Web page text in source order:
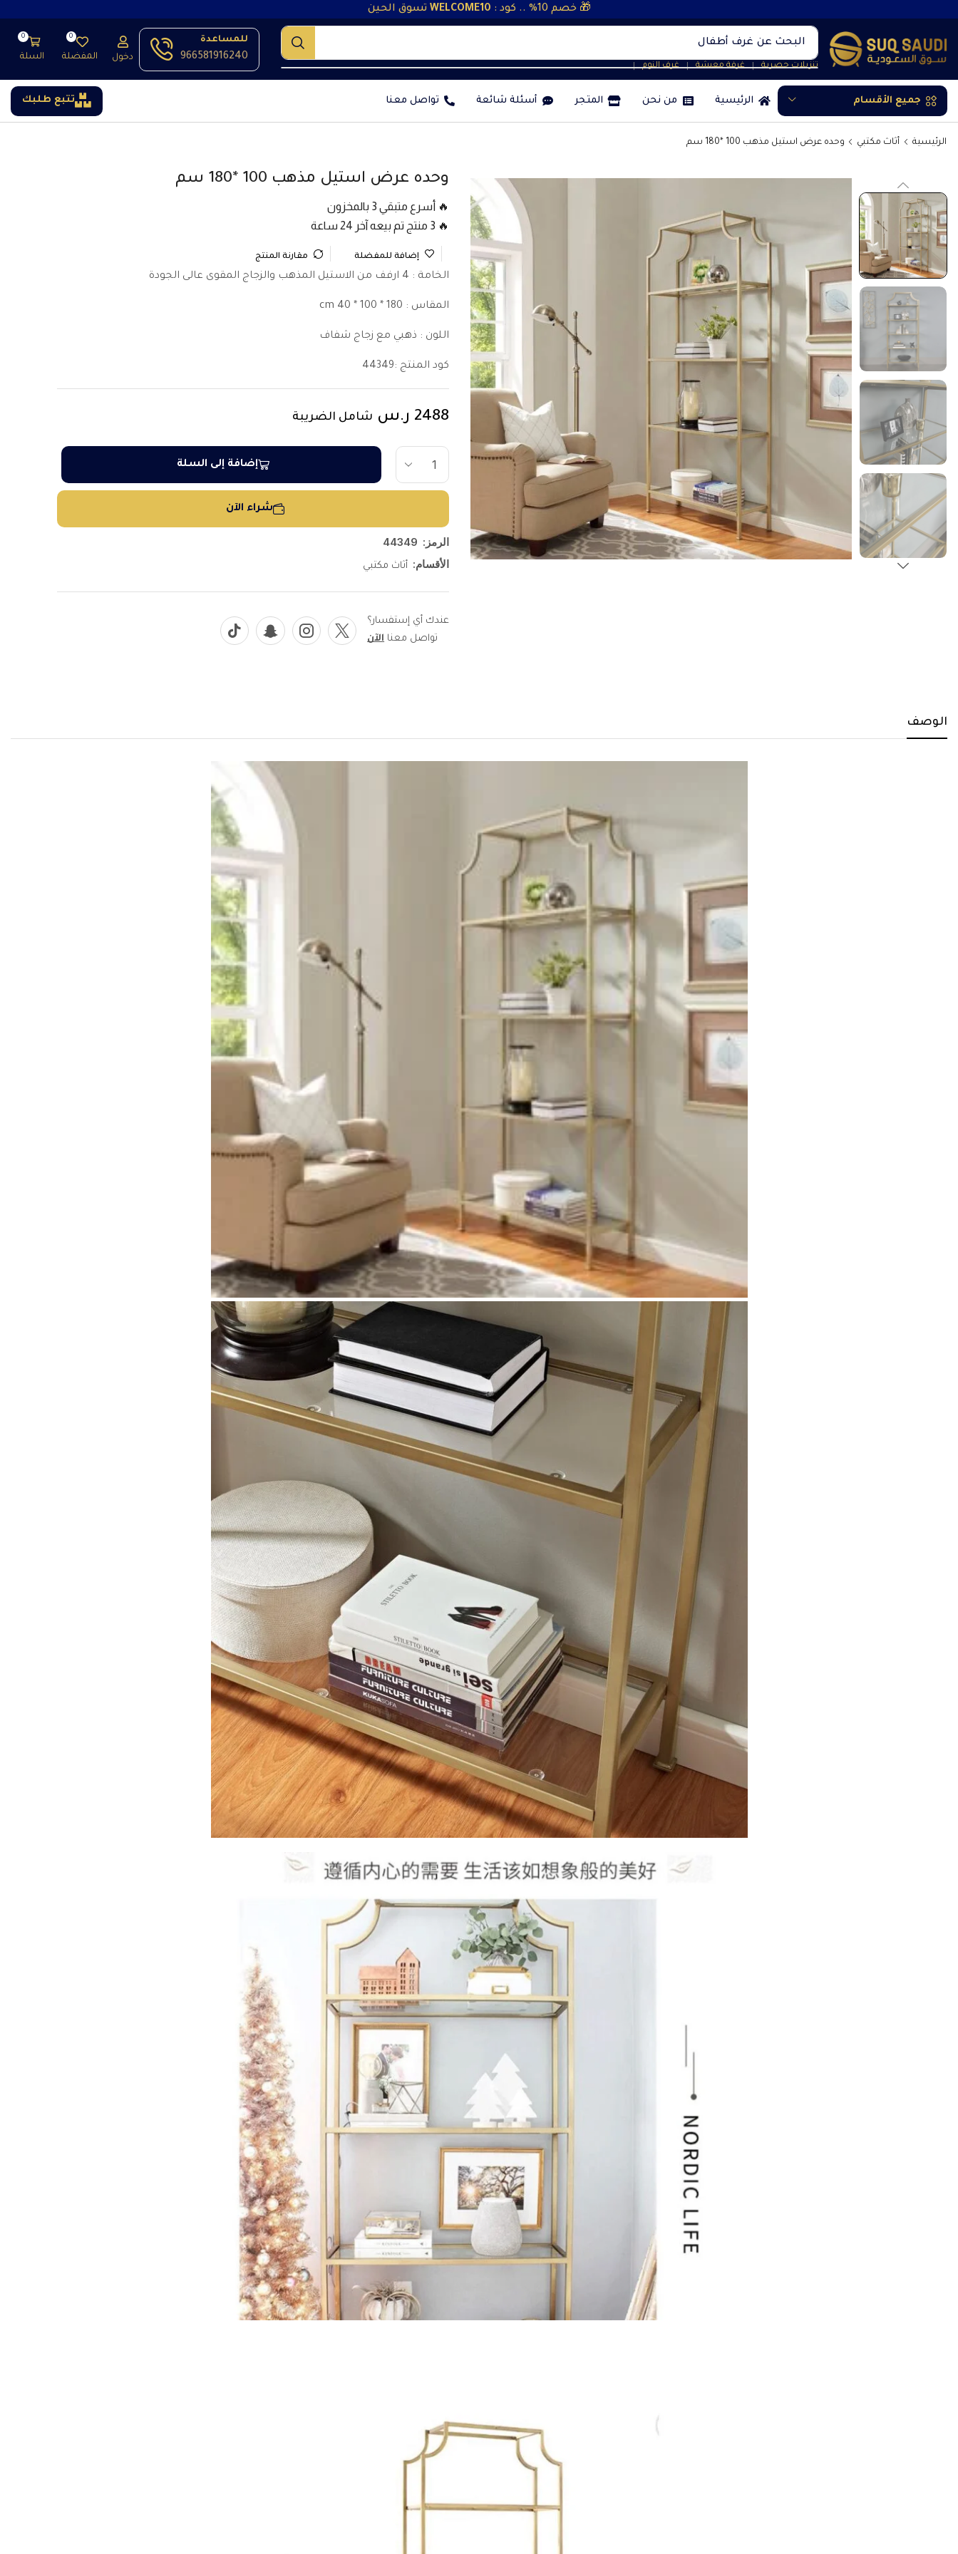
🎁 خصم 10% .. كود : WELCOME10 تسوق الحين
البحث عن غرف نوم
تنزيلات حصرية ❘ غرفة معيشة ❘ غرف النوم ❘
للمساعدة
966581916240 دخول
0
المفضلة
0
السلة
جميع الأقسام الرئيسية من نحن المتجر أسئلة شائعة تواصل معنا تتبع طلبك
الرئيسية أثاث مكتبي وحده عرض استيل مذهب 100 *180 سم
وحده عرض استيل مذهب 100 *180 سم
🔥 أسرع متبقي 3 بالمخزون
🔥 3 منتج تم بيعه آخر 24 ساعة
إضافة للمفضلة مقارنة المنتج
الخامة : 4 ارفف من الاستيل المذهب والزجاج المقوى عالى الجودة
المقاس : 180 * 100 * 40 cm
اللون : ذهبي مع زجاج شفاف
كود المنتج :44349
2488 ر.س شامل الضريبة
إضافة إلى السلة
شراء الآن
الرمز: 44349
الأقسام: أثاث مكتبي
عندك أي إستفسار؟
تواصل معنا الآن
الوصف